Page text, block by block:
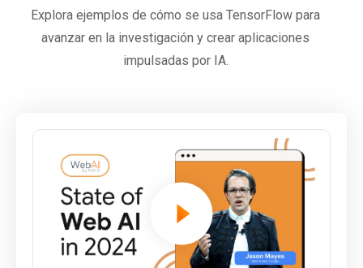
Explora ejemplos de cómo se usa TensorFlow para
avanzar en la investigación y crear aplicaciones
impulsadas por IA.